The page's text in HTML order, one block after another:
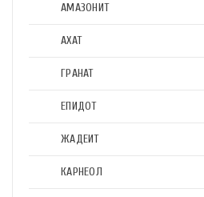
АМАЗОНИТ
АХАТ
ГРАНАТ
ЕПИДОТ
ЖАДЕИТ
КАРНЕОЛ